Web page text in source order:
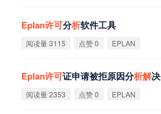
Eplan许可分析软件工具
阅读量 3115 点赞 0 EPLAN
Eplan许可证申请被拒原因分析解决
阅读量 2353 点赞 0 EPLAN